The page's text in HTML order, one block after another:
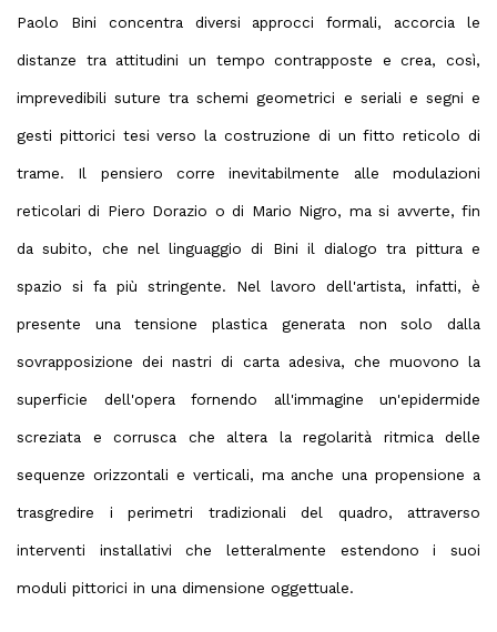
Paolo Bini concentra diversi approcci formali, accorcia le
distanze tra attitudini un tempo contrapposte e crea, così,
imprevedibili suture tra schemi geometrici e seriali e segni e
gesti pittorici tesi verso la costruzione di un fitto reticolo di
trame. Il pensiero corre inevitabilmente alle modulazioni
reticolari di Piero Dorazio o di Mario Nigro, ma si avverte, fin
da subito, che nel linguaggio di Bini il dialogo tra pittura e
spazio si fa più stringente. Nel lavoro dell'artista, infatti, è
presente una tensione plastica generata non solo dalla
sovrapposizione dei nastri di carta adesiva, che muovono la
superficie dell'opera fornendo all'immagine un'epidermide
screziata e corrusca che altera la regolarità ritmica delle
sequenze orizzontali e verticali, ma anche una propensione a
trasgredire i perimetri tradizionali del quadro, attraverso
interventi installativi che letteralmente estendono i suoi
moduli pittorici in una dimensione oggettuale.